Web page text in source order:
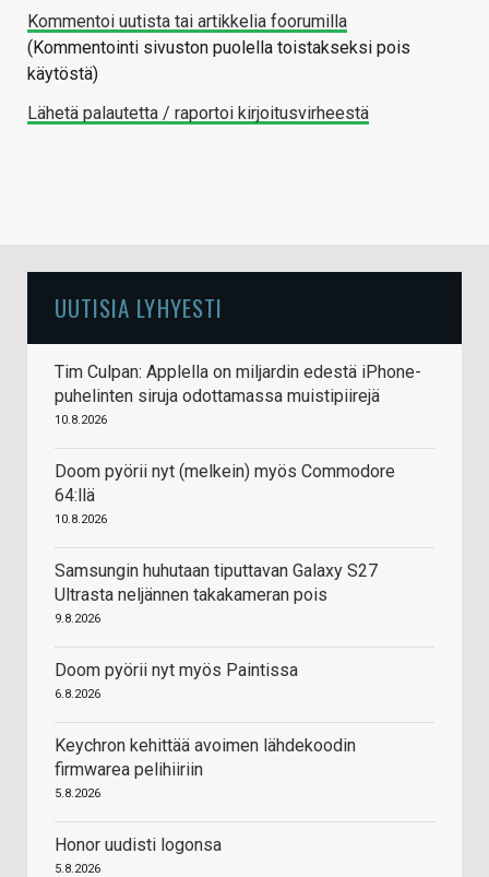
Kommentoi uutista tai artikkelia foorumilla
(Kommentointi sivuston puolella toistakseksi pois
käytöstä)
Lähetä palautetta / raportoi kirjoitusvirheestä
UUTISIA LYHYESTI
Tim Culpan: Applella on miljardin edestä iPhone-
puhelinten siruja odottamassa muistipiirejä
10.8.2026
Doom pyörii nyt (melkein) myös Commodore
64:llä
10.8.2026
Samsungin huhutaan tiputtavan Galaxy S27
Ultrasta neljännen takakameran pois
9.8.2026
Doom pyörii nyt myös Paintissa
6.8.2026
Keychron kehittää avoimen lähdekoodin
firmwarea pelihiiriin
5.8.2026
Honor uudisti logonsa
5.8.2026